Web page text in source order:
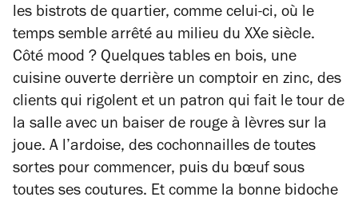
les bistrots de quartier, comme celui-ci, où le
temps semble arrêté au milieu du XXe siècle.
Côté mood ? Quelques tables en bois, une
cuisine ouverte derrière un comptoir en zinc, des
clients qui rigolent et un patron qui fait le tour de
la salle avec un baiser de rouge à lèvres sur la
joue. A l’ardoise, des cochonnailles de toutes
sortes pour commencer, puis du bœuf sous
toutes ses coutures. Et comme la bonne bidoche